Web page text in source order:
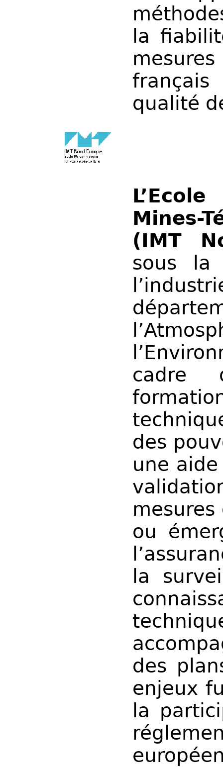
la
qualité
Mines-
(IMT
sous la
cadre
des
une
ou
la
des
enjeux
la